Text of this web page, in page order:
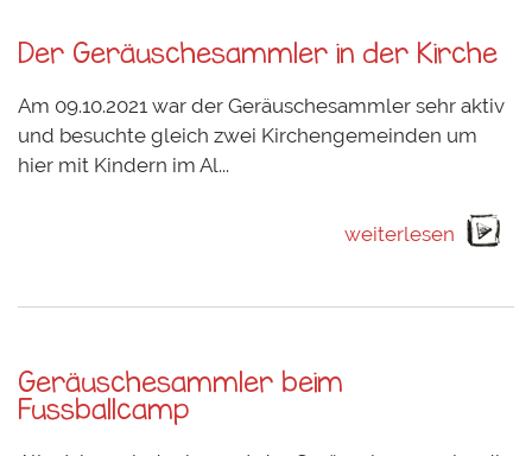
Der Geräuschesammler in der Kirche
Am 09.10.2021 war der Geräuschesammler sehr aktiv
und besuchte gleich zwei Kirchengemeinden um
hier mit Kindern im Al...
weiterlesen
Geräuschesammler beim
Fussballcamp